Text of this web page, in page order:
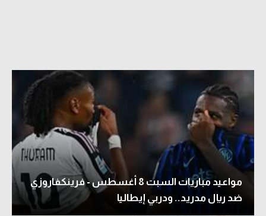
مواعيد مباريات السبت 8 أغسطس - فرينكفاروزي
ضد ريال مدريد.. ودربي إيطاليا